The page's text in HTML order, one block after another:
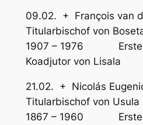
09.02. + François van
Titularbischof
1907 – 1976
Koadjutor von Lisala
21.02. + Nicolás
Titularbischof
1867 – 1960